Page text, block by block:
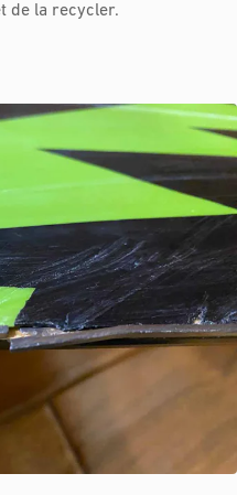
de la recycler.